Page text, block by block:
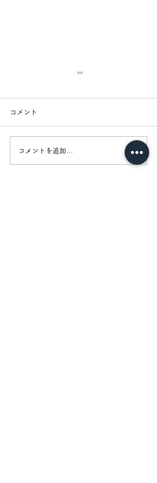
[採用特設枠]やる気採用
コメント
コメントを追加…